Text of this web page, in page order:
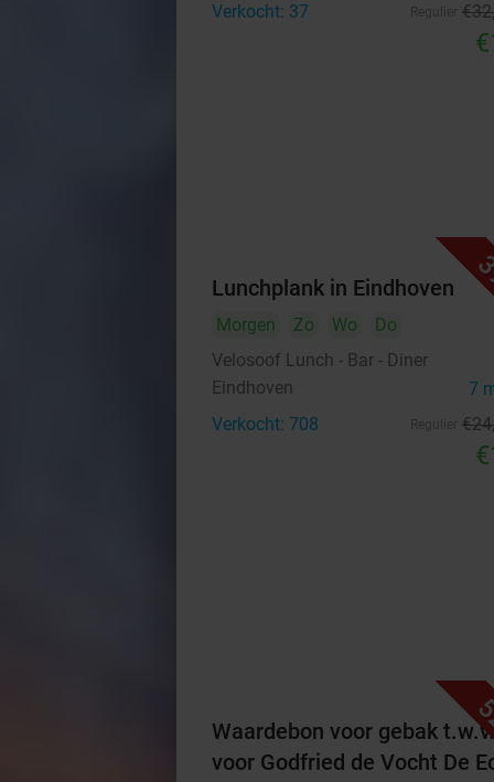
Verkocht: 37 €32
Lunchplank in Eindhoven
Morgen Zo Wo
Do
Velosoof Lunch - Bar - Diner
Eindhoven 7
Verkocht: 708 €24
Waardebon voor gebak
voor Godfried de Vocht De